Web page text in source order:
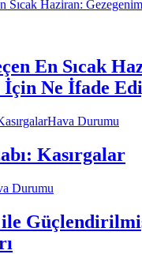
En Sıcak
İçin Ne İfade
Hava Durumu
Kasırgalar
Durumu
ile